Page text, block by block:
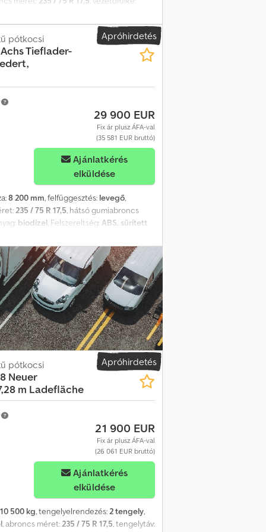
mm hosszú x 900 mm széles), 10 db
hajtóműves csörlő teher- és gyorsjárattal
marószalaghoz: 600 €,
jogát fenntartjuk, minta képek. További
Apróhirdetés
pótkocsi
Achs Tieflader-
29 900 EUR
Fix ár plusz ÁFA-val
(35 581 EUR bruttó)
Ajánlatkérés
elküldése
8 200 mm, felfüggesztés: levegő,
235 / 75 R 17,5, hátsó gumiabroncs
biodízel, Felszereltség: ABS, sűrített
mm, Rakodási magasság terhelve kb.:
keretben, Felhajtó rámpák (kb. 3.100 x
rámpák, 68 mm vastag falapburkolat,
Figyelmeztető villogó, Jármű
Felárak: Figyelmeztető táblák
Ár: 1.000 €, Crjdpfjztfaysx
felelősséget nem vállalunk, a
Apróhirdetés
pótkocsi
Neuer
m Ladefläche
21 900 EUR
Fix ár plusz ÁFA-val
(26 061 EUR bruttó)
Ajánlatkérés
elküldése
10 500 kg, tengelyelrendezés:2 tengely,
, abroncs méret:235 / 75 R 17,5, tengelytáv: